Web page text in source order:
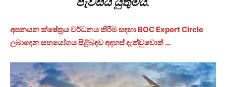
අපනයන ක්ෂේත්‍රය වර්ධනය කිරීම සඳහා BOC Export Circle
ලබාදෙන සහයෝගය පිළිබඳව අදහස් දැක්වුවොත් …